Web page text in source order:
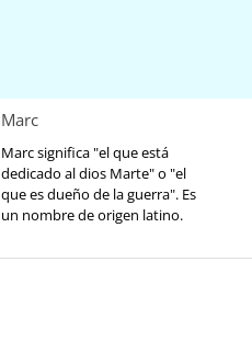
Marc
Marc significa "el que está
dedicado al dios Marte" o "el
que es dueño de la guerra". Es
un nombre de origen latino.